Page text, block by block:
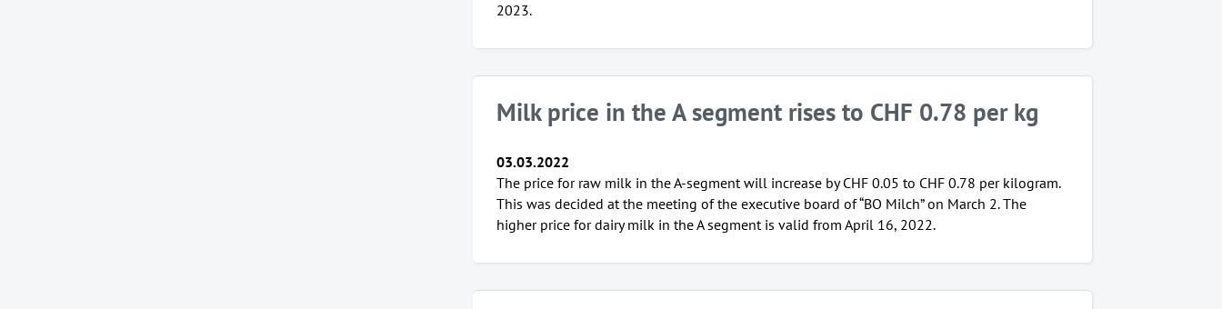
2023.
Milk price in the A segment rises to CHF 0.78 per kg
03.03.2022
The price for raw milk in the A-segment will increase by CHF 0.05 to CHF 0.78 per kilogram.
This was decided at the meeting of the executive board of “BO Milch” on March 2. The
higher price for dairy milk in the A segment is valid from April 16, 2022.